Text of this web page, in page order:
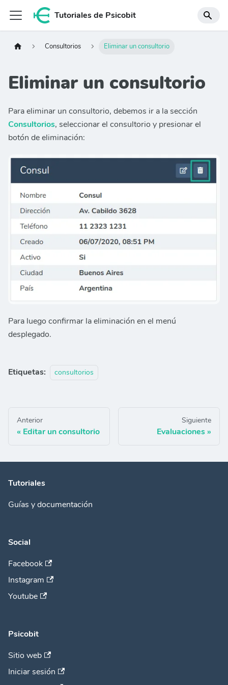
Tutoriales de Psicobit
Consultorios Eliminar un consultorio
Eliminar un consultorio
Para eliminar un consultorio, debemos ir a la sección
Consultorios, seleccionar el consultorio y presionar el
botón de eliminación:
Para luego confirmar la eliminación en el menú
desplegado.
Etiquetas: consultorios
Anterior
Editar un consultorio
Siguiente
Evaluaciones
Tutoriales
Guías y documentación
Social
Facebook
Instagram
Youtube
Psicobit
Sitio web
Iniciar sesión